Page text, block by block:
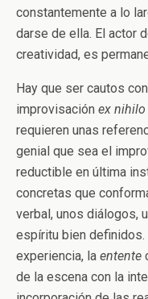
constantemente a lo
darse de ella. El actor
creatividad, es
Hay que ser cautos
improvisación ex nihilo
requieren unas
genial que sea el
reductible en última
concretas que
verbal, unos diálogos,
espíritu bien
experiencia, la entente
de la escena con la